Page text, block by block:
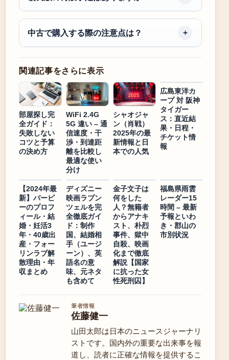
中古で購入する際の注意点は？
関連記事をさらに表示
部屋探し完
全ガイド：
失敗しない
コツと予算
の決め方
WiFi 2.4G
5G 違い – 通
信速度・干
渉・到達距
離を比較し
最適な使い
分け
シャオジャ
ン（肖戦）
2025年の最
新情報と日
本での人気
広島東洋カ
ープ 対 阪神
タイガー
ス：直近結
果・日程・
チケット情
報
【2024年最
新】バービ
ーのプロフ
ィール・結
婚・妊活3
年・40歳出
産・フォー
リンラブ解
散理由・年
収まとめ
ディズニー
映画ラプン
ツェルを完
全徹底ガイ
ド：制作
国、結婚相
手（ユージ
ーン）、英
語名の意
味、元ネタ
も含めて
金子文子は
何をした
人？無籍者
からアナキ
スト、朴烈
事件、獄中
自殺、映画
化まで徹底
解説【国家
に抗った女
性死刑囚】
福島県雨雲
レーダー15
時間 – 最新
予報といわ
き・郡山の
市別状況
筆者情報
佐藤健一
山田太郎は日本のニュースジャーナリ
ストです。国内外の重要な出来事を報
道し、読者に正確な情報を提供するこ